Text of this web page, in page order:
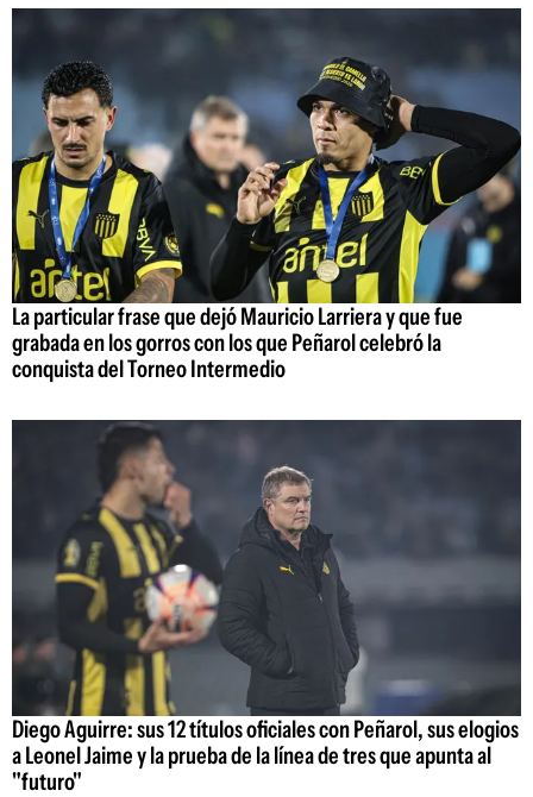
La particular frase que dejó Mauricio Larriera y que fue
grabada en los gorros con los que Peñarol celebró la
conquista del Torneo Intermedio
Diego Aguirre: sus 12 títulos oficiales con Peñarol, sus elogios
a Leonel Jaime y la prueba de la línea de tres que apunta al
"futuro"